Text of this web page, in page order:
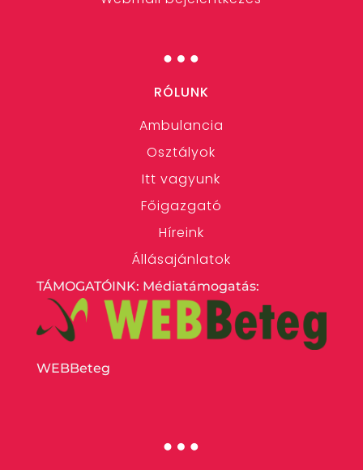
…
RÓLUNK
Ambulancia
Osztályok
Itt vagyunk
Főigazgató
Híreink
Állásajánlatok
TÁMOGATÓINK: Médiatámogatás:
WEBBeteg
…